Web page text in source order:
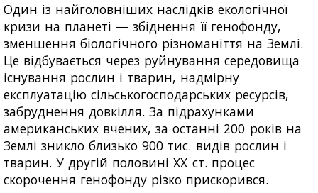
Один із найголовніших наслідків екологічної
кризи на планеті — збіднення її генофонду,
зменшення біологічного різноманіття на Землі.
Це відбувається через руйнування середовища
існування рослин і тварин, надмірну
експлуатацію сільськогосподарських ресурсів,
забруднення довкілля. За підрахунками
американських вчених, за останні 200 років на
Землі зникло близько 900 тис. видів рослин і
тварин. У другій половині XX ст. процес
скорочення генофонду різко прискорився.